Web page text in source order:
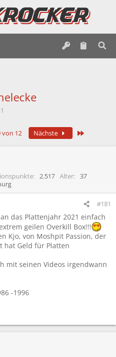
von 12 Nächste
2.517 Alter
37
#181
das Plattenjahr 2021 einfach
geilen Overkill Box!!!
Kjo, von Moshpit Passion, der
hat Geld für Platten
mit seinen Videos irgendwann
-1996